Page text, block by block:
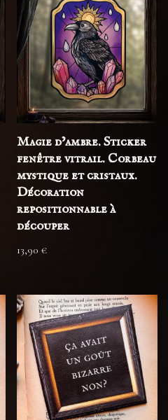
Magie d’ambre. Sticker
fenêtre vitrail. Corbeau
mystique et cristaux.
Décoration
repositionnable à
découper
13,90€